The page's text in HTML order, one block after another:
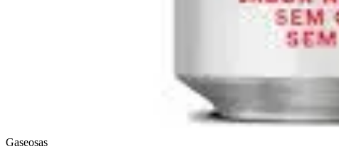
Gaseosas